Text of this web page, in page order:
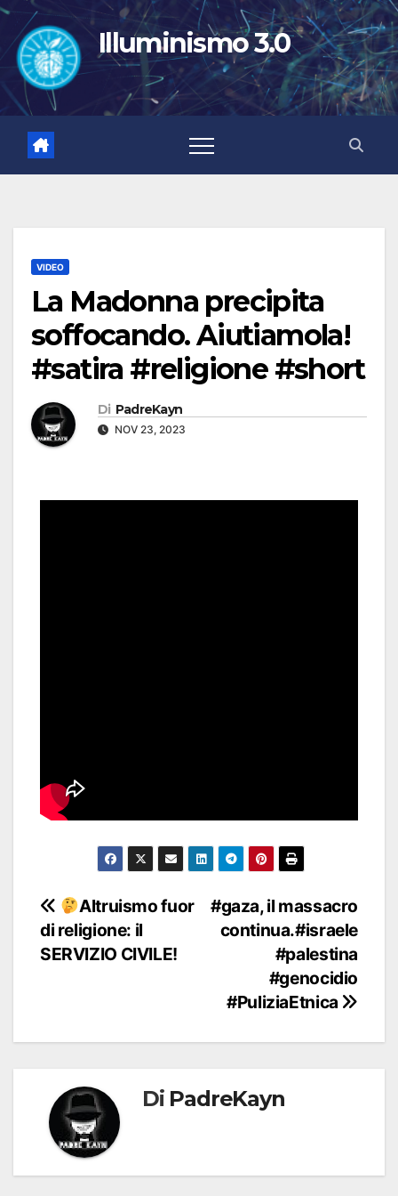
Salta
contenuto
Illuminismo 3.0
VIDEO
La Madonna precipita
soffocando. Aiutiamola!
#satira #religione #short
Di PadreKayn
NOV 23, 2023
Navigazione
articoli
#gaza, il massacro
continua.#israele
#palestina
#genocidio
#PuliziaEtnica
Altruismo fuor
di religione: il
SERVIZIO CIVILE!
Di PadreKayn